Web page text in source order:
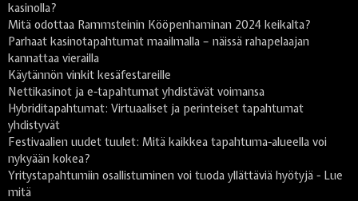
kasinolla?
Mitä odottaa Rammsteinin Kööpenhaminan 2024 keikalta?
Parhaat kasinotapahtumat maailmalla – näissä rahapelaajan
kannattaa vierailla
Käytännön vinkit kesäfestareille
Nettikasinot ja e-tapahtumat yhdistävät voimansa
Hybriditapahtumat: Virtuaaliset ja perinteiset tapahtumat
yhdistyvät
Festivaalien uudet tuulet: Mitä kaikkea tapahtuma-alueella voi
nykyään kokea?
Yritystapahtumiin osallistuminen voi tuoda yllättäviä hyötyjä - Lue
mitä